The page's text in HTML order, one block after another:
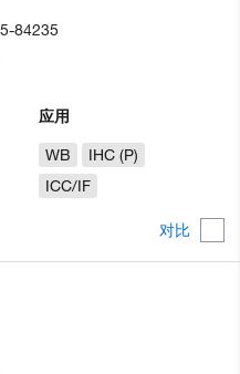
对比
应用
WB
IHC (P)
ICC/IF
84235